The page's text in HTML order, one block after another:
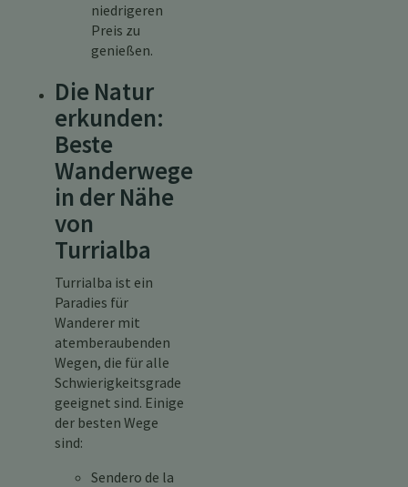
niedrigeren
Preis zu
genießen.
Die Natur
erkunden:
Beste
Wanderwege
in der Nähe
von
Turrialba
Turrialba ist ein
Paradies für
Wanderer mit
atemberaubenden
Wegen, die für alle
Schwierigkeitsgrade
geeignet sind. Einige
der besten Wege
sind:
Sendero de la